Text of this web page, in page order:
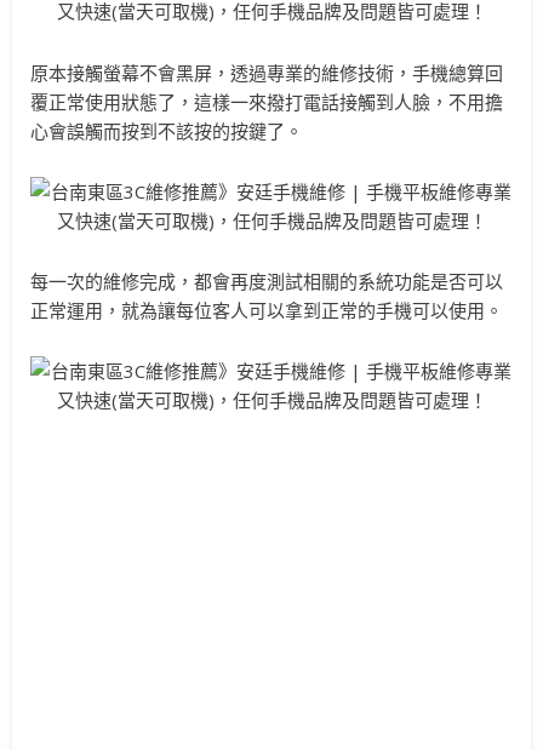
原本接觸螢幕不會黑屏，透過專業的維修技術，手機總算回
覆正常使用狀態了，這樣一來撥打電話接觸到人臉，不用擔
心會誤觸而按到不該按的按鍵了。
每一次的維修完成，都會再度測試相關的系統功能是否可以
正常運用，就為讓每位客人可以拿到正常的手機可以使用。